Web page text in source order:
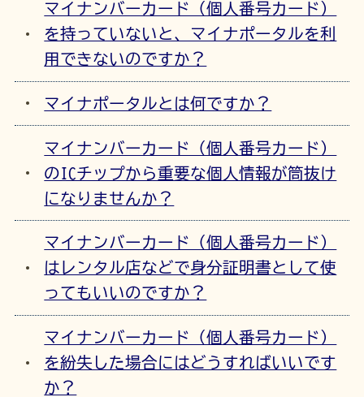
マイナンバーカード（個人番号カード）
を持っていないと、マイナポータルを利
用できないのですか？
マイナポータルとは何ですか？
マイナンバーカード（個人番号カード）
のICチップから重要な個人情報が筒抜け
になりませんか？
マイナンバーカード（個人番号カード）
はレンタル店などで身分証明書として使
ってもいいのですか？
マイナンバーカード（個人番号カード）
を紛失した場合にはどうすればいいです
か？